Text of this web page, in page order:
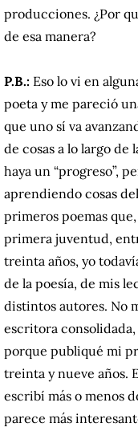
producciones. ¿Por
de esa manera?
P.B.: Eso lo vi en
poeta y me pareció
que uno sí va
de cosas a lo largo de
haya un “progreso”,
aprendiendo cosas
primeros poemas
primera juventud,
treinta años, yo
de la poesía, de mis
distintos autores. No
escritora
porque publiqué mi
treinta y nueve años.
escribí más o menos
parece más